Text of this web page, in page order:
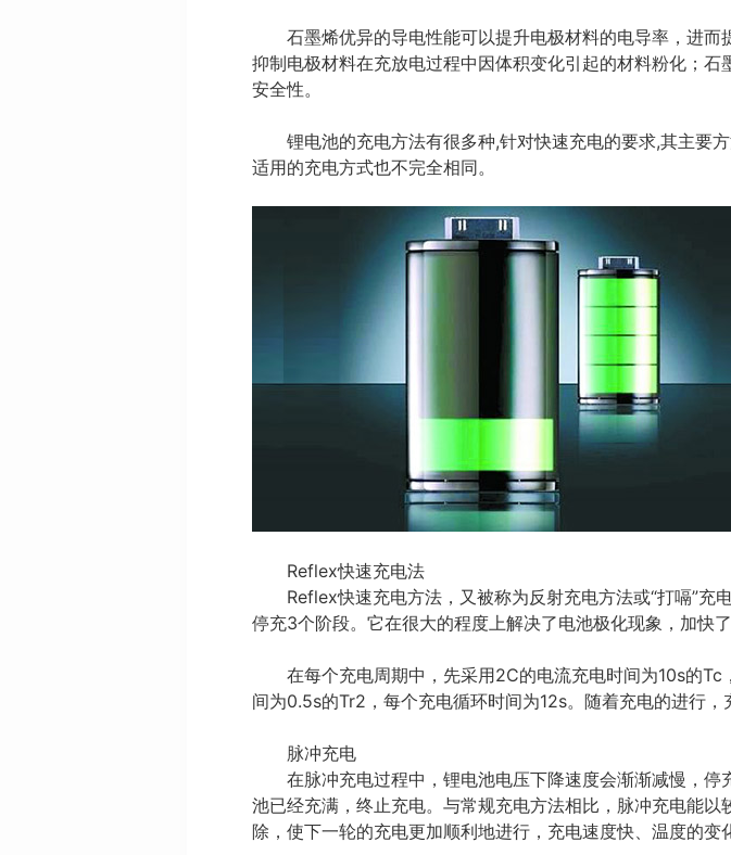
石墨烯优异的导电性能可以提升电极材料的电导率，进而
抑制电极材料在充放电过程中因体积变化引起的材料粉化；
安全性。
锂电池的充电方法有很多种,针对快速充电的要求,其主要
适用的充电方式也不完全相同。
Reflex快速充电法
Reflex快速充电方法，又被称为反射充电方法或“打嗝”充
停充3个阶段。它在很大的程度上解决了电池极化现象，加快
在每个充电周期中，先采用2C的电流充电时间为10s的Tc
间为0.5s的Tr2，每个充电循环时间为12s。随着充电的进行，
脉冲充电
在脉冲充电过程中，锂电池电压下降速度会渐渐减慢，停
池已经充满，终止充电。与常规充电方法相比，脉冲充电能
除，使下一轮的充电更加顺利地进行，充电速度快、温度的变